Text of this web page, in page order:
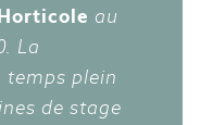
au
La
plein
de stage